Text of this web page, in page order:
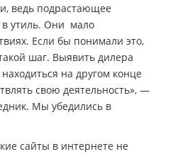
ведь подрастающее
в утиль. Они мало
Если бы понимали это,
шаг. Выявить дилера
на другом конце
свою деятельность», —
Мы убедились в
сайты в интернете не